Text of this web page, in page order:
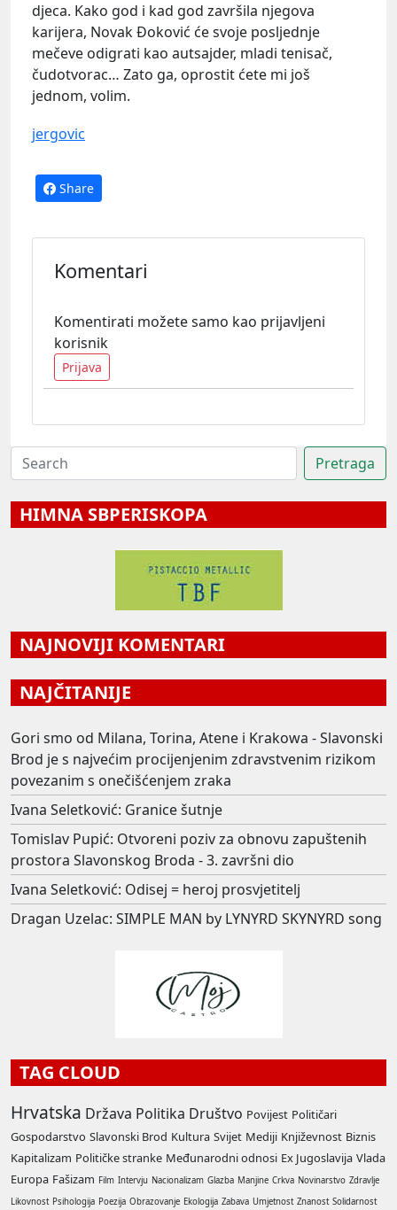
djeca. Kako god i kad god završila njegova
karijera, Novak Đoković će svoje posljednje
mečeve odigrati kao autsajder, mladi tenisač,
čudotvorac… Zato ga, oprostit ćete mi još
jednom, volim.
jergovic
Share
Komentari
Komentirati možete samo kao prijavljeni
korisnik
Prijava
HIMNA SBPERISKOPA
NAJNOVIJI KOMENTARI
NAJČITANIJE
Gori smo od Milana, Torina, Atene i Krakowa - Slavonski
Brod je s najvećim procijenjenim zdravstvenim rizikom
povezanim s onečišćenjem zraka
Ivana Seletković: Granice šutnje
Tomislav Pupić: Otvoreni poziv za obnovu zapuštenih
prostora Slavonskog Broda - 3. završni dio
Ivana Seletković: Odisej = heroj prosvjetitelj
Dragan Uzelac: SIMPLE MAN by LYNYRD SKYNYRD song
TAG CLOUD
Hrvatska Država Politika Društvo Povijest Političari
Gospodarstvo Slavonski Brod Kultura Svijet Mediji Književnost Biznis
Kapitalizam Političke stranke Međunarodni odnosi Ex Jugoslavija Vlada
Europa Fašizam Film Intervju Nacionalizam Glazba Manjine Crkva Novinarstvo Zdravlje
Likovnost Psihologija Poezija Obrazovanje Ekologija Zabava Umjetnost Znanost Solidarnost